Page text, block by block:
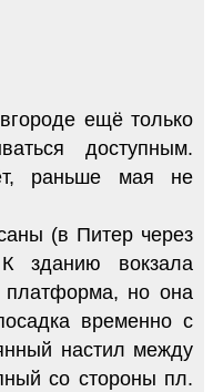
ещё только
доступным.
раньше мая не
(в Питер через
зданию вокзала
платформа, но она
временно с
настил между
со стороны пл.